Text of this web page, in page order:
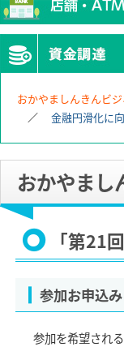
おかやましんきんビ
金融円滑化に
おかやまし
「第21
参加お申込み
参加を希望され